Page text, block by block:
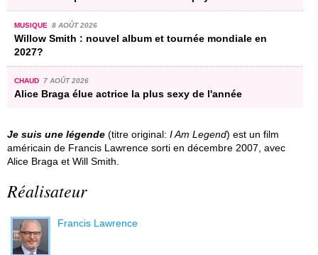
MUSIQUE 8 AOÛT 2026
Willow Smith : nouvel album et tournée mondiale en
2027?
CHAUD 7 AOÛT 2026
Alice Braga élue actrice la plus sexy de l'année
Je suis une légende (titre original: I Am Legend) est un film
américain de Francis Lawrence sorti en décembre 2007, avec
Alice Braga et Will Smith.
Réalisateur
Francis Lawrence